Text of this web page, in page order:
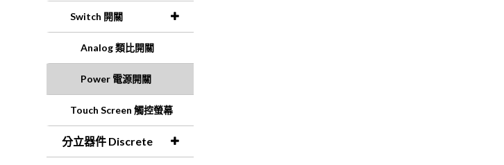
Switch 開關
Analog 類比開關
Power 電源開關
Touch Screen 觸控螢幕
分立器件 Discrete